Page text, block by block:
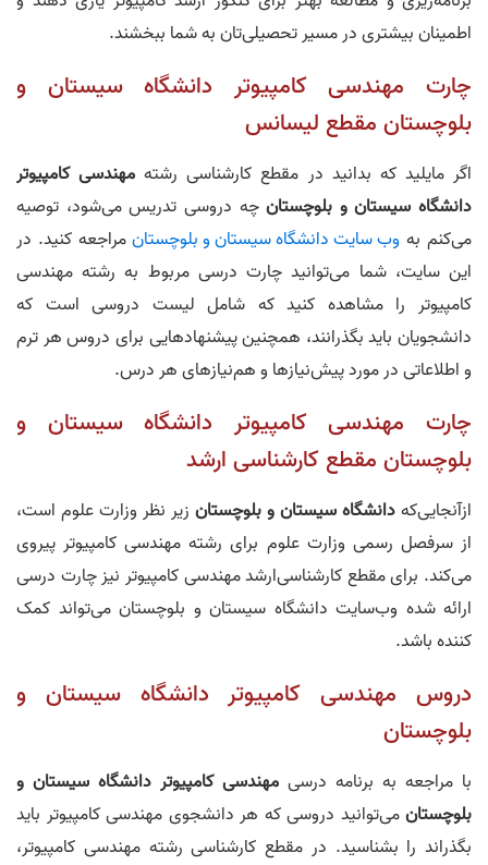
اطمینان بیشتری در مسیر تحصیلی‌تان به شما ببخشند.
چارت مهندسی کامپیوتر دانشگاه سیستان و
بلوچستان مقطع لیسانس
اگر مایلید که بدانید در مقطع کارشناسی رشته مهندسی کامپیوتر
دانشگاه سیستان و بلوچستانچه دروسی تدریس می‌شود، توصیه
می‌کنم به وب‌ سایت دانشگاه سیستان و بلوچستانمراجعه کنید. در
این سایت، شما می‌توانید چارت درسی مربوط به رشته مهندسی
کامپیوتر را مشاهده کنید که شامل لیست دروسی است که
دانشجویان باید بگذرانند، همچنین پیشنهادهایی برای دروس هر ترم
و اطلاعاتی در مورد پیش‌نیازها و هم‌نیازهای هر درس.
چارت مهندسی کامپیوتر دانشگاه سیستان و
بلوچستان مقطع کارشناسی‌ ارشد
ازآنجایی‌کهدانشگاه سیستان و بلوچستان زیر نظر وزارت علوم است،
از سرفصل رسمی وزارت علوم برای رشته مهندسی کامپیوتر پیروی
می‌کند. برای مقطع کارشناسی‌ارشد مهندسی کامپیوتر نیز چارت درسی
ارائه شده وب‌سایت دانشگاه سیستان و بلوچستان می‌تواند کمک‌
کننده باشد.
دروس مهندسی کامپیوتر دانشگاه سیستان و
بلوچستان
با مراجعه به برنامه درسی مهندسی کامپیوتر دانشگاه سیستان و
بلوچستانمی‌توانید دروسی که هر دانشجوی مهندسی کامپیوتر باید
بگذراند را بشناسید. در مقطع کارشناسی رشته مهندسی کامپیوتر،